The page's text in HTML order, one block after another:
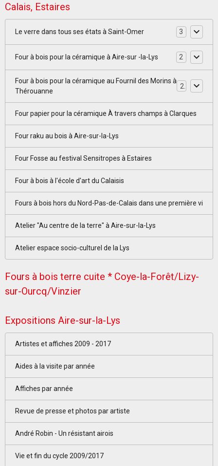
Calais, Estaires
Le verre dans tous ses états à Saint-Omer 3
Four à bois pour la céramique à Aire-sur -la-Lys 2
Four à bois pour la céramique au Fournil des Morins à
Thérouanne
Four papier pour la céramique À travers champs à Clarques
Four raku au bois à Aire-sur-la-Lys
Four Fosse au festival Sensitropes à Estaires
Four à bois à l'école d'art du Calaisis
Fours à bois hors du Nord-Pas-de-Calais dans une première vi
Atelier "Au centre de la terre" à Aire-sur-la-Lys
Atelier espace socio-culturel de la Lys
Fours à bois terre cuite * Coye-la-Forêt/Lizy-
sur-Ourcq/Vinzier
Expositions Aire-sur-la-Lys
Artistes et affiches 2009 - 2017
Aides à la visite par année
Affiches par année
Revue de presse et photos par artiste
André Robin - Un résistant airois
Vie et fin du cycle 2009/2017